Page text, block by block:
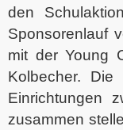
den
Sponsorenlauf
mit der Young
Kolbecher.
Einrichtungen
zusammen